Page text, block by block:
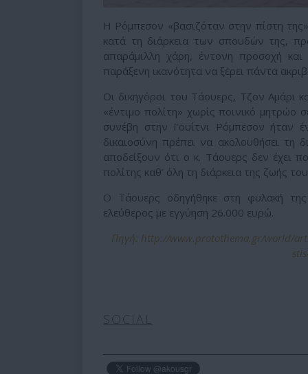
Η Ρόμπεσον «βασιζόταν στην πίστη
κατά τη διάρκεια των σπουδών της,
απαράμιλλη χάρη, έντονη προσοχή και
παράξενη ικανότητα να ξέρει πάντα
Οι δικηγόροι του Τάουερς, Τζον Αμάρι
«έντιμο πολίτη» χωρίς ποινικό
συνέβη στην Γουίτνι Ρόμπεσον ήταν
δικαιοσύνη πρέπει να ακολουθήσει τη
αποδείξουν ότι ο κ. Τάουερς δεν έχει
πολίτης καθ’ όλη τη διάρκεια της ζωής
Ο Τάουερς οδηγήθηκε στη φυλακή
ελεύθερος με εγγύηση 26.000 ευρώ.
Πηγή: http://www.protothema.gr/world/
SOCIAL